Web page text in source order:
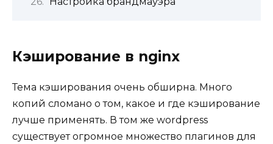
Кэширование в nginx
Тема кэширования очень обширна. Много
копий сломано о том, какое и где кэширование
лучше применять. В том же wordpress
существует огромное множество плагинов для